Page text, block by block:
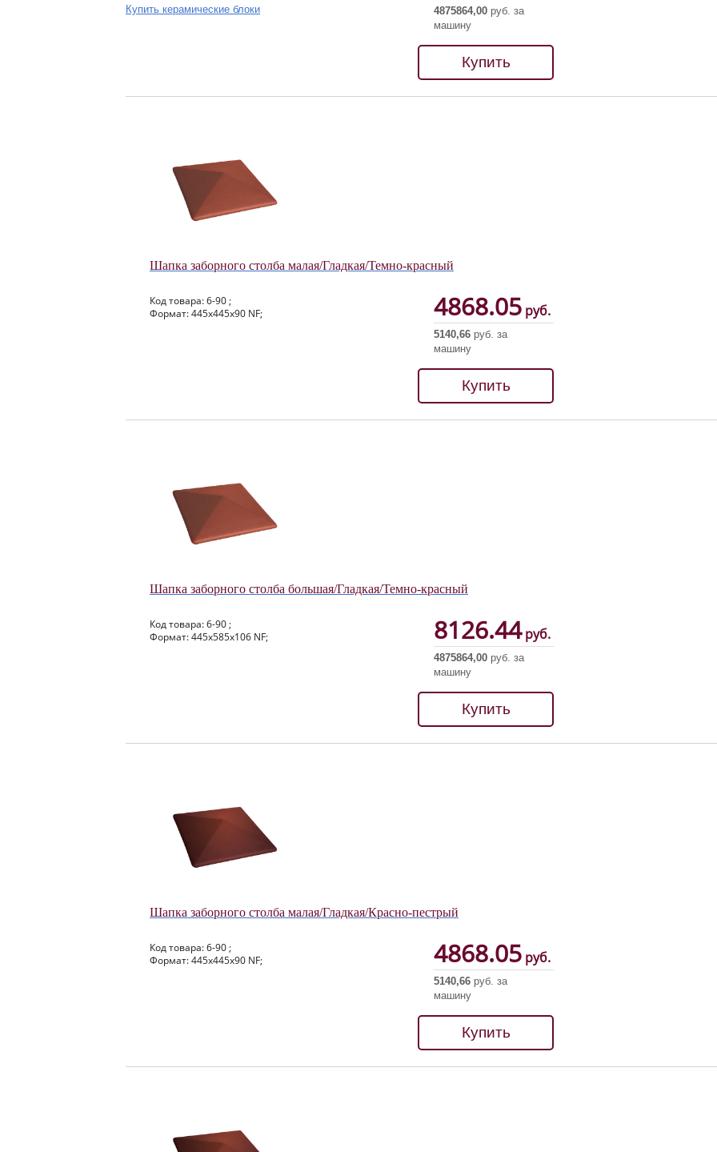
Купить керамические блоки 4875864,00 руб. за
машину
Купить
Шапка заборного столба малая/Гладкая/Темно-красный
Код товара: 6-90 ;
Формат: 445x445x90 NF;
4868.05 руб.
5140,66 руб. за
машину
Купить
Шапка заборного столба большая/Гладкая/Темно-красный
Код товара: 6-90 ;
Формат: 445x585x106 NF;
8126.44руб.
4875864,00 руб. за
машину
Купить
Шапка заборного столба малая/Гладкая/Красно-пестрый
Код товара: 6-90 ;
Формат: 445x445x90 NF;
4868.05 руб.
5140,66 руб. за
машину
Купить